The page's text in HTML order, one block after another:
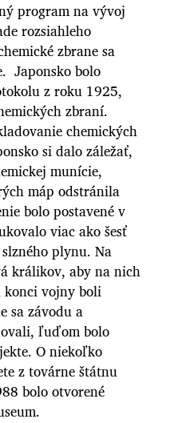
program na vývoj
rozsiahleho
zbrane sa
Japonsko bolo
z roku 1925,
zbraní.
chemických
si dalo záležať,
munície,
máp odstránila
bolo postavené v
viac ako šesť
plynu. Na
králikov, aby na nich
vojny boli
sa závodu a
ľuďom bolo
O niekoľko
z továrne štátnu
bolo otvorené